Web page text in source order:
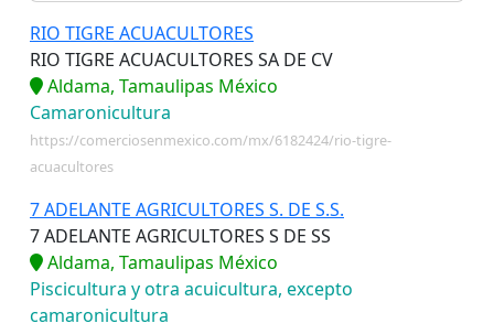
RIO TIGRE ACUACULTORES
RIO TIGRE ACUACULTORES SA DE CV
Aldama, Tamaulipas México
Camaronicultura
https://comerciosenmexico.com/mx/6182424/rio-tigre-
acuacultores
7 ADELANTE AGRICULTORES S. DE S.S.
7 ADELANTE AGRICULTORES S DE SS
Aldama, Tamaulipas México
Piscicultura y otra acuicultura, excepto
camaronicultura